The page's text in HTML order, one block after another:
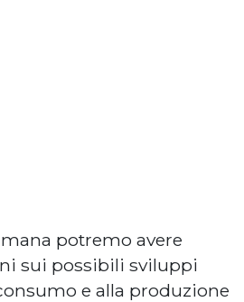
potremo avere
sui possibili sviluppi
e alla produzione